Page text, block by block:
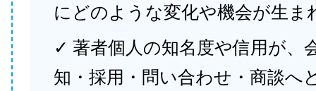
にどのような変化や機会が生ま
✓ 著者個人の知名度や信用が、
知・採用・問い合わせ・商談へ